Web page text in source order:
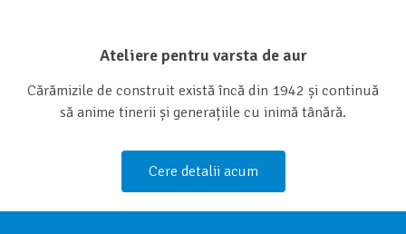
Ateliere pentru varsta de aur
Cărămizile de construit există încă din 1942 și continuă
să anime tinerii și generațiile cu inimă tânără.
Cere detalii acum